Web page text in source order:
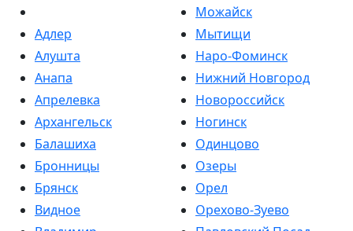
Адлер
Алушта
Анапа
Апрелевка
Архангельск
Балашиха
Бронницы
Брянск
Видное
Можайск
Мытищи
Наро-Фоминск
Нижний Новгород
Новороссийск
Ногинск
Одинцово
Озеры
Орел
Орехово-Зуево